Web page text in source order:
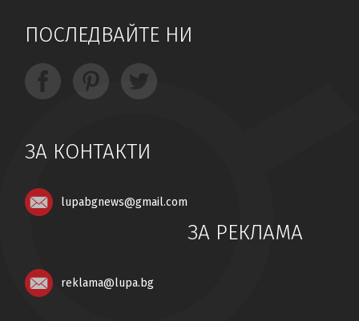
ПОСЛЕДВАЙТЕ НИ
ЗА КОНТАКТИ
lupabgnews@gmail.com
ЗА РЕКЛАМА
reklama@lupa.bg